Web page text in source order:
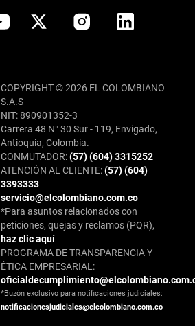
COPYRIGHT © 2026 EL COLOMBIANO
S.A.S
NIT: 890901352-3
Carrera 48 N° 30 Sur - 119, Envigado,
Antioquia, Colombia.
CONMUTADOR:(57) (604) 3315252
ATENCIÓN AL CLIENTE:(57) (604)
3393333
servicio@elcolombiano.com.co
*Para asuntos relacionados con
peticiones, quejas y reclamos (PQR),
haz clic aquí
PROGRAMA DE TRANSPARENCIA Y
ÉTICA EMPRESARIAL:
*Buzón exclusivo para notificaciones judiciales:
notificacionesjudiciales@elcolombiano.com.co